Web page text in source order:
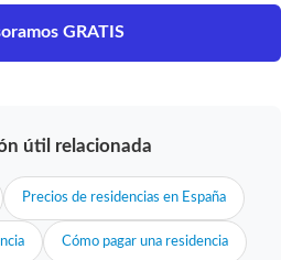
GRATIS
útil relacionada
Precios de residencias en España
Cómo pagar una residencia